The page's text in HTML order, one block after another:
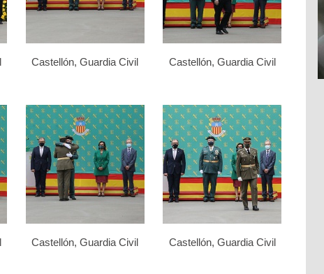
Castellón, Guardia Civil Castellón, Guardia Civil
Castellón, Guardia Civil Castellón, Guardia Civil